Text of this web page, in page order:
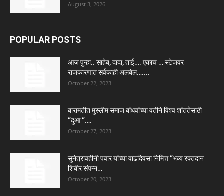
August 3, 2026
POPULAR POSTS
आज पुन्हा.. साहेब, दादा, ताई…. एकाच … स्टेजवर
राजकारणात सर्वकाही अलबेल…....
October 22, 2023
बारामतीत मुस्लीम समाज बांधवांच्या वतीने विश्व शांततेसाठी
“दुआ “….
October 27, 2023
सुनेत्रावहीनी पवार यांच्या वाढदिवसा निमित्त “भव्य रक्तदान
शिबीर संपन्न…
October 20, 2023